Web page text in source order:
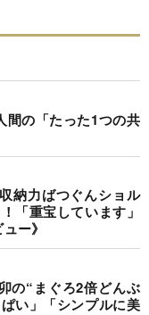
間の「たった1つの共
納力ばつぐんショル
「重宝しています」
ー》
の“まぐろ2倍どんぶ
い」「シンプルに美